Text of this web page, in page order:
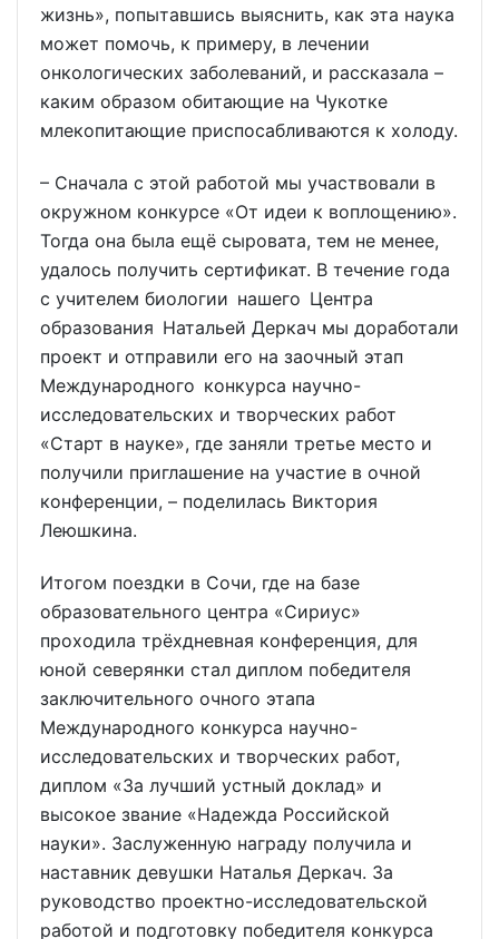
жизнь», попытавшись выяснить, как эта наука
может помочь, к примеру, в лечении
онкологических заболеваний, и рассказала –
каким образом обитающие на Чукотке
млекопитающие приспосабливаются к холоду.
– Сначала с этой работой мы участвовали в
окружном конкурсе «От идеи к воплощению».
Тогда она была ещё сыровата, тем не менее,
удалось получить сертификат. В течение года
с учителем биологии нашего Центра
образования Натальей Деркач мы доработали
проект и отправили его на заочный этап
Международного конкурса научно-
исследовательских и творческих работ
«Старт в науке», где заняли третье место и
получили приглашение на участие в очной
конференции, – поделилась Виктория
Леюшкина.
Итогом поездки в Сочи, где на базе
образовательного центра «Сириус»
проходила трёхдневная конференция, для
юной северянки стал диплом победителя
заключительного очного этапа
Международного конкурса научно-
исследовательских и творческих работ,
диплом «За лучший устный доклад» и
высокое звание «Надежда Российской
науки». Заслуженную награду получила и
наставник девушки Наталья Деркач. За
руководство проектно-исследовательской
работой и подготовку победителя конкурса